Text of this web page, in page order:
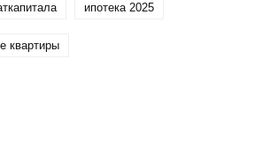
ипотека 2025
квартиры